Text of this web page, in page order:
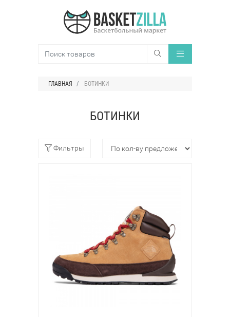
ГЛАВНАЯ БОТИНКИ
БОТИНКИ
Фильтры